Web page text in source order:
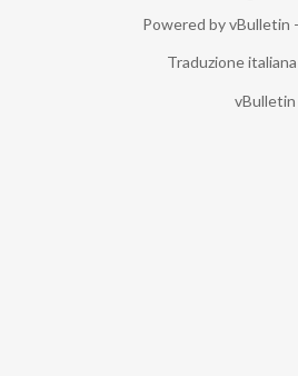
Powered by vBulletin
Traduzione